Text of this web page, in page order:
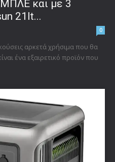
και με 3
21lt...
0
αρκετά χρήσιμα που θα
ένα εξαιρετικό προϊόν που